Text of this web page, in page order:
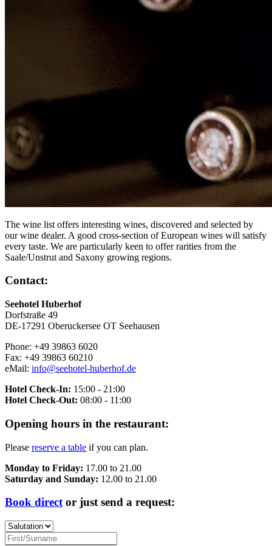
The wine list offers interesting wines, discovered and selected by
our wine dealer. A good cross-section of European wines will satisfy
every taste. We are particularly keen to offer rarities from the
Saale/Unstrut and Saxony growing regions.
Contact:
Seehotel Huberhof
Dorfstraße 49
DE-17291 Oberuckersee OT Seehausen
Phone: +49 39863 6020
Fax: +49 39863 60210
eMail: info@seehotel-huberhof.de
Hotel Check-In: 15:00 - 21:00
Hotel Check-Out: 08:00 - 11:00
Opening hours in the restaurant:
Please reserve a table if you can plan.
Monday to Friday: 17.00 to 21.00
Saturday and Sunday: 12.00 to 21.00
Book director just send a request: